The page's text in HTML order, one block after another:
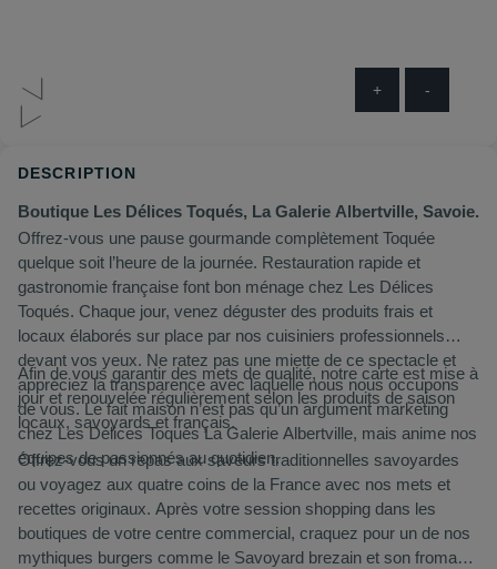
+ -
DESCRIPTION
Boutique Les Délices Toqués, La Galerie Albertville, Savoie.
Offrez-vous une pause gourmande complètement Toquée
quelque soit l’heure de la journée. Restauration rapide et
gastronomie française font bon ménage chez Les Délices
Toqués. Chaque jour, venez déguster des produits frais et
locaux élaborés sur place par nos cuisiniers professionnels
devant vos yeux. Ne ratez pas une miette de ce spectacle et
appréciez la transparence avec laquelle nous nous occupons
de vous. Le fait maison n’est pas qu’un argument marketing
chez Les Délices Toqués La Galerie Albertville, mais anime nos
équipes de passionnés au quotidien.
Afin de vous garantir des mets de qualité, notre carte est mise à
jour et renouvelée régulièrement selon les produits de saison
locaux, savoyards et français.
Offrez-vous un repas aux saveurs traditionnelles savoyardes
ou voyagez aux quatre coins de la France avec nos mets et
recettes originaux. Après votre session shopping dans les
boutiques de votre centre commercial, craquez pour un de nos
mythiques burgers comme le Savoyard brezain et son fromage